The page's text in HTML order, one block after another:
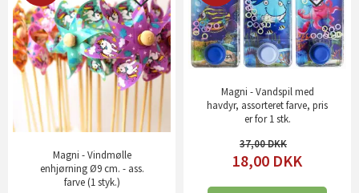
Magni - Vindmølle
enhjørning Ø9 cm. - ass.
farve (1 styk.)
Magni - Vandspil med
havdyr, assorteret farve, pris
er for 1 stk.
37,00
18,00 DKK